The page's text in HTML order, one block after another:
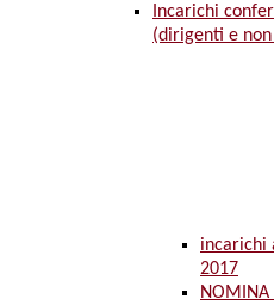
Incarichi
(dirigenti e
incarichi
2017
NOMINA